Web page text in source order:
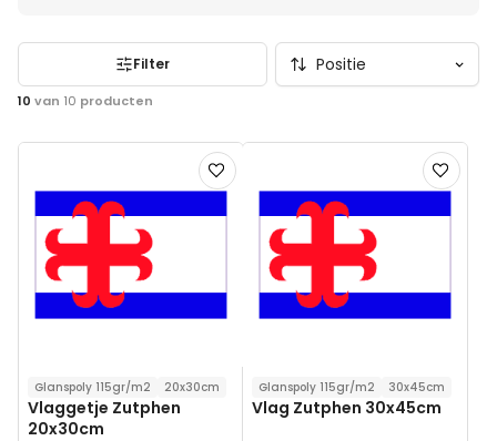
10 van 10 producten
Filter
Voeg
toe
verlanglijst
Glanspoly 115gr/m2 20x30cm
Vlaggetje Zutphen
20x30cm
Voeg
toe
Glanspoly 115gr/m2 30x45cm
Vlag Zutphen 30x45cm